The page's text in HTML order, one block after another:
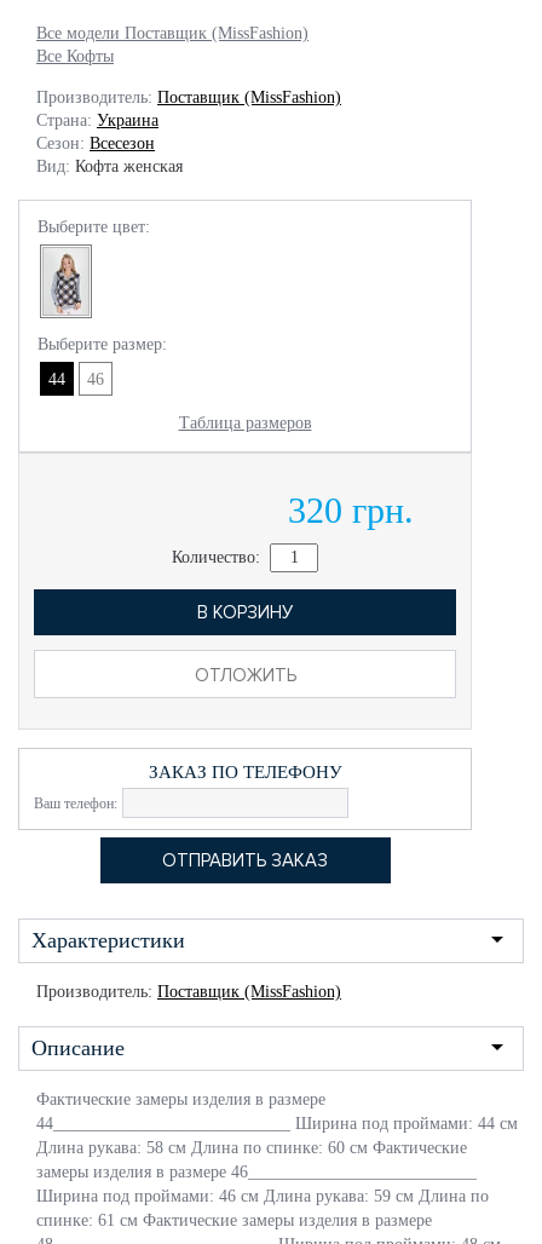
Все модели Поставщик (MissFashion)
Все Кофты
Производитель: Поставщик (MissFashion)
Страна: Украина
Сезон: Всесезон
Вид: Кофта женская
Выберите цвет:
Выберите размер:
44
46
Таблица размеров
320 грн.
Количество:
В КОРЗИНУ
ОТЛОЖИТЬ
ЗАКАЗ ПО ТЕЛЕФОНУ
Ваш телефон:
Характеристики
Производитель: Поставщик (MissFashion)
Описание
Фактические замеры изделия в размере
44____________________________ Ширина под проймами: 44 см
Длина рукава: 58 см Длина по спинке: 60 см Фактические
замеры изделия в размере 46___________________________
Ширина под проймами: 46 см Длина рукава: 59 см Длина по
спинке: 61 см Фактические замеры изделия в размере